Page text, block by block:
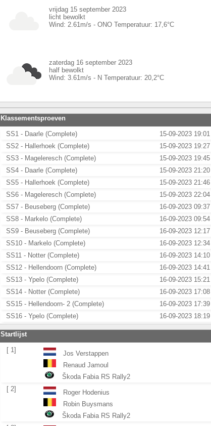
vrijdag 15 september 2023
licht bewolkt
Wind: 2.61 m/s - ONO Temperatuur: 17,6°C
zaterdag 16 september 2023
half bewolkt
Wind: 3.61 m/s - N Temperatuur: 20,2°C
Klassementsproeven
SS1 - Daarle (Complete)
15-09-2023 19:01
SS2 - Hallerhoek (Complete)
15-09-2023 19:27
SS3 - Mageleresch (Complete)
15-09-2023 19:45
SS4 - Daarle (Complete)
15-09-2023 21:20
SS5 - Hallerhoek (Complete)
15-09-2023 21:46
SS6 - Mageleresch (Complete)
15-09-2023 22:04
SS7 - Beuseberg (Complete)
16-09-2023 09:37
SS8 - Markelo (Complete)
16-09-2023 09:54
SS9 - Beuseberg (Complete)
16-09-2023 12:17
SS10 - Markelo (Complete)
16-09-2023 12:34
SS11 - Notter (Complete)
16-09-2023 14:10
SS12 - Hellendoorn (Complete)
16-09-2023 14:41
SS13 - Ypelo (Complete)
16-09-2023 15:21
SS14 - Notter (Complete)
16-09-2023 17:08
SS15 - Hellendoorn- 2 (Complete)
16-09-2023 17:39
SS16 - Ypelo (Complete)
16-09-2023 18:19
Startlijst
[ 1]
Jos Verstappen
Renaud Jamoul
Škoda Fabia RS Rally2
[ 2]
Roger Hodenius
Robin Buysmans
Škoda Fabia RS Rally2